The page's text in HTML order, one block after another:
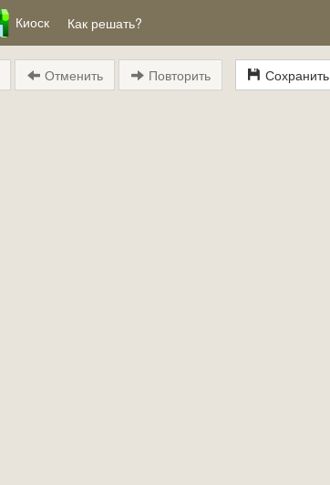
Киоск Как решать?
Сохранить
Отменить Повторить